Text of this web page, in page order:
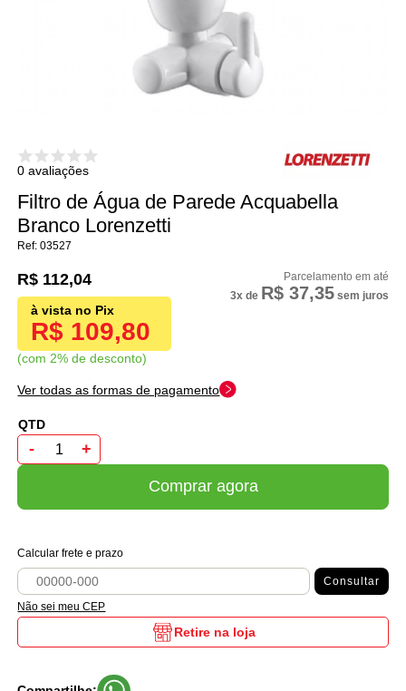
0 avaliações
Filtro de Água de Parede Acquabella
Branco Lorenzetti
03527
R$ 109,80
com 2% de desconto
R$ 112,04
3x de R$ 37,35sem juros
Ver todas as formas de pagamento
- +
Comprar agora
Calcular frete e prazo
Consultar
Não sei meu CEP
Retire na loja